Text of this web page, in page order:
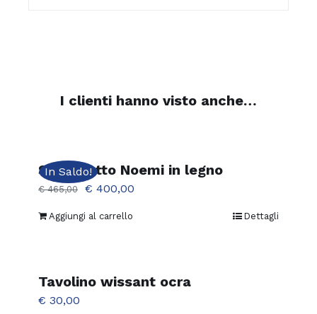
I clienti hanno visto anche…
In Saldo!
Set salotto Noemi in legno
€465,00
Il
€ 400,00Il
Aggiungi al carrello Dettagli
Tavolino wissant ocra
€ 30,00